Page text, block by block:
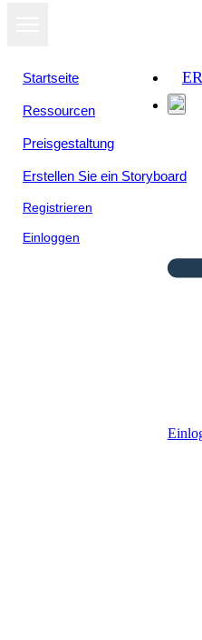
Startseite
Ressourcen
Preisgestaltung
Erstellen Sie ein Storyboard
Registrieren
Einloggen
Kopieren